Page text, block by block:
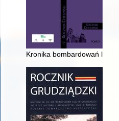
Kronika bombardowań